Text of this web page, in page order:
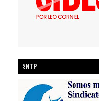
SNTP